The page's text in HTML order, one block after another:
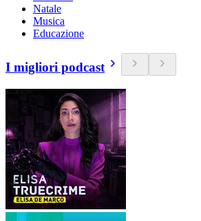
Natale
Musica
Educazione
I migliori podcast